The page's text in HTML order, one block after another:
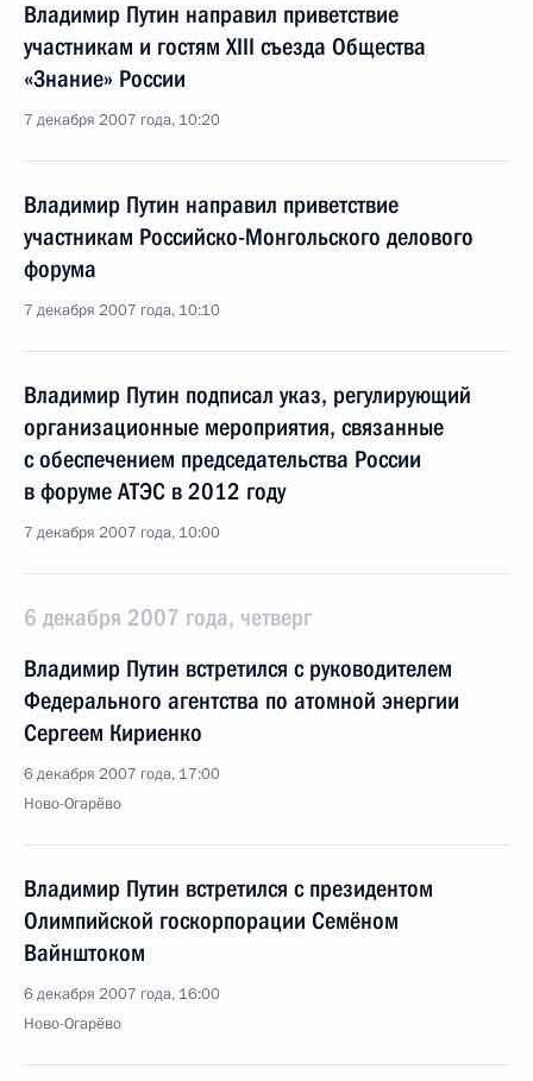
Владимир Путин направил приветствие
участникам и гостям XIII съезда Общества
«Знание» России
7 декабря 2007 года, 10:20
Владимир Путин направил приветствие
участникам Российско-Монгольского делового
форума
7 декабря 2007 года, 10:10
Владимир Путин подписал указ, регулирующий
организационные мероприятия, связанные
с обеспечением председательства России
в форуме АТЭС в 2012 году
7 декабря 2007 года, 10:00
6 декабря 2007 года, четверг
Владимир Путин встретился с руководителем
Федерального агентства по атомной энергии
Сергеем Кириенко
6 декабря 2007 года, 17:00
Ново-Огарёво
Владимир Путин встретился с президентом
Олимпийской госкорпорации Семёном
Вайнштоком
6 декабря 2007 года, 16:00
Ново-Огарёво